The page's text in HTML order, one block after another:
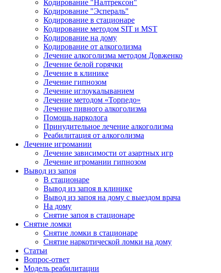
Кодирование "Налтрексон"
Кодирование "Эспераль"
Кодирование в стационаре
Кодирование методом SIT и MST
Кодирование на дому
Кодирование от алкоголизма
Лечение алкоголизма методом Довженко
Лечение белой горячки
Лечение в клинике
Лечение гипнозом
Лечение иглоукалыванием
Лечение методом «Торпедо»
Лечение пивного алкоголизма
Помощь нарколога
Принудительное лечение алкоголизма
Реабилитация от алкоголизма
Лечение игромании
Лечение зависимости от азартных игр
Лечение игромании гипнозом
Вывод из запоя
В стационаре
Вывод из запоя в клинике
Вывод из запоя на дому с выездом врача
На дому
Снятие запоя в стационаре
Снятие ломки
Снятие ломки в стационаре
Снятие наркотической ломки на дому
Статьи
Вопрос-ответ
Модель реабилитации